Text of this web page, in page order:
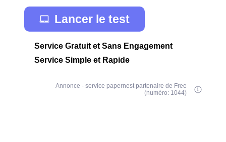
Lancer le test
Service Gratuit et Sans Engagement
Service Simple et Rapide
Annonce - service papernest partenaire de Free
(numéro: 1044)